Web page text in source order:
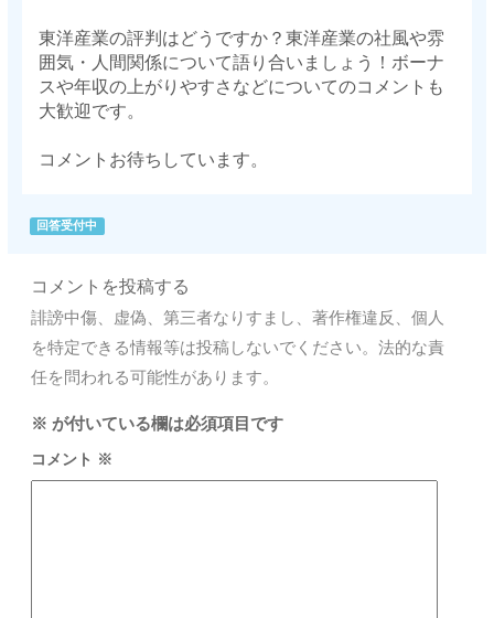
東洋産業の評判はどうですか？東洋産業の社風や雰
囲気・人間関係について語り合いましょう！ボーナ
スや年収の上がりやすさなどについてのコメントも
大歓迎です。
コメントお待ちしています。
回答受付中
コメントを投稿する
誹謗中傷、虚偽、第三者なりすまし、著作権違反、個人
を特定できる情報等は投稿しないでください。法的な責
任を問われる可能性があります。
※ が付いている欄は必須項目です
コメント ※